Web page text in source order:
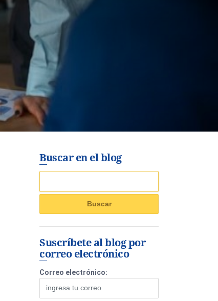
Buscar en el blog
Suscríbete al blog por
correo electrónico
Correo electrónico: